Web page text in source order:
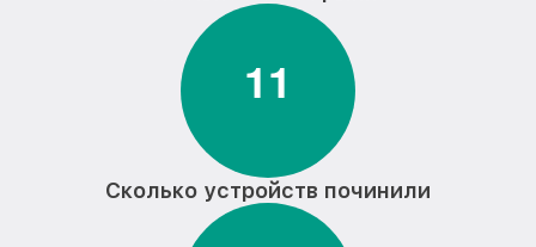
11
Сколько устройств починили